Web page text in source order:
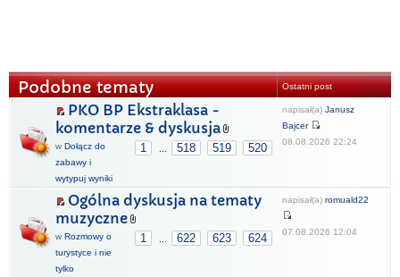
Podobne tematy Ostatni post
PKO BP Ekstraklasa -
komentarze & dyskusja
1 ... 518 519 520
w Dołącz do
zabawy i
wytypuj wyniki
napisał(a) Janusz
Bajcer
08.08.2026 22:24
Ogólna dyskusja na tematy
muzyczne
1 ... 622 623 624
w Rozmowy o
turystyce i nie
tylko
napisał(a) romuald22
07.08.2026 12:04